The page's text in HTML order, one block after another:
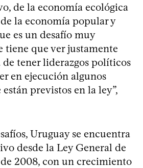
de la economía ecológica
la economía popular y
es un desafío muy
tiene que ver justamente
de tener liderazgos políticos
en ejecución algunos
previstos en la ley”,
Uruguay se encuentra
desde la Ley General de
2008, con un crecimiento